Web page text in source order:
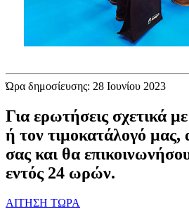
Ώρα δημοσίευσης: 28 Ιουνίου 2023
Για ερωτήσεις σχετικά
ή τον τιμοκατάλογό
σας και θα
εντός 24 ωρών.
ΑΙΤΗΣΗ ΤΩΡΑ